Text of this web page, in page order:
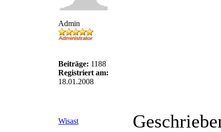
Admin
Beiträge: 1188
Registriert am:
18.01.2008
Wisast